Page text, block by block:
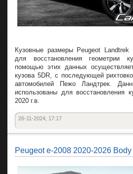
Кузовные размеры Peugeot Landtrek
для восстановления геометрии
помощью этих данных
кузова 5DR, с последующей
автомобилей Пежо Ландтрек.
использованы для восстановления
2020 г.в.
26-11-2024, 17:17
Peugeot e-2008 2020-2026